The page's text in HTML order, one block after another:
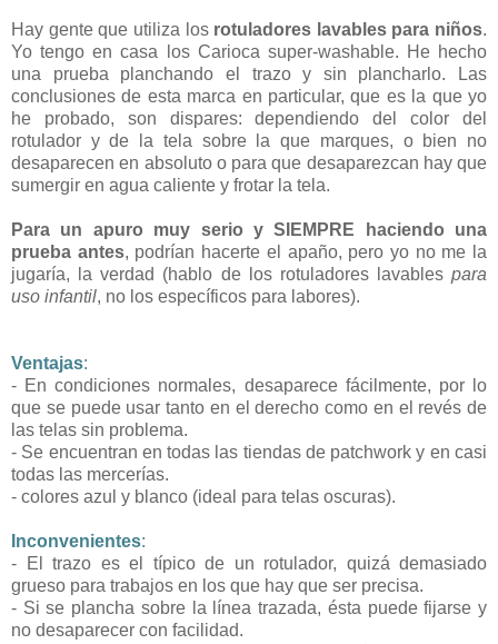
Hay gente que utiliza los rotuladores lavables para niños.
Yo tengo en casa los Carioca super-washable. He hecho
una prueba planchando el trazo y sin plancharlo. Las
conclusiones de esta marca en particular, que es la que yo
he probado, son dispares: dependiendo del color del
rotulador y de la tela sobre la que marques, o bien no
desaparecen en absoluto o para que desaparezcan hay que
sumergir en agua caliente y frotar la tela.
Para un apuro muy serio y SIEMPRE haciendo una
prueba antes, podrían hacerte el apaño, pero yo no me la
jugaría, la verdad (hablo de los rotuladores lavables para
uso infantil, no los específicos para labores).
Ventajas:
- En condiciones normales, desaparece fácilmente, por lo
que se puede usar tanto en el derecho como en el revés de
las telas sin problema.
- Se encuentran en todas las tiendas de patchwork y en casi
todas las mercerías.
- colores azul y blanco (ideal para telas oscuras).
Inconvenientes:
- El trazo es el típico de un rotulador, quizá demasiado
grueso para trabajos en los que hay que ser precisa.
- Si se plancha sobre la línea trazada, ésta puede fijarse y
no desaparecer con facilidad.